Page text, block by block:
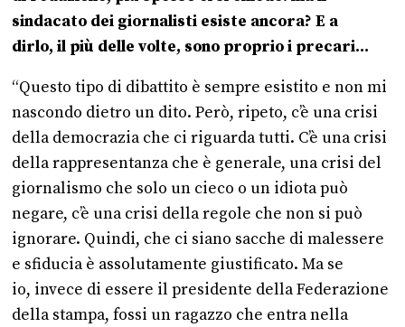
sindacato dei giornalisti esiste ancora? E a
dirlo, il più delle volte, sono proprio i precari…
“Questo tipo di dibattito è sempre esistito e non mi
nascondo dietro un dito. Però, ripeto, c’è una crisi
della democrazia che ci riguarda tutti. C’è una crisi
della rappresentanza che è generale, una crisi del
giornalismo che solo un cieco o un idiota può
negare, c’è una crisi della regole che non si può
ignorare. Quindi, che ci siano sacche di malessere
e sfiducia è assolutamente giustificato. Ma se
io, invece di essere il presidente della Federazione
della stampa, fossi un ragazzo che entra nella